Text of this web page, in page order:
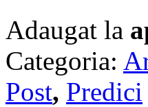
Adaugat la
Categoria:
Post, Predici